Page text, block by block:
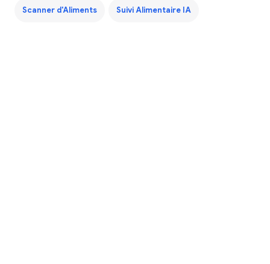
Scanner d'Aliments Suivi Alimentaire IA